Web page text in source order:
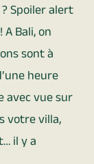
Spoiler alert
Bali, on
sont à
heure
avec vue sur
votre villa,
il y a